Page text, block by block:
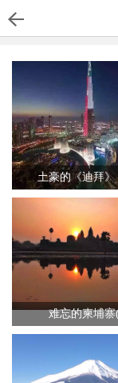
土豪的《迪拜》
难忘的柬埔寨